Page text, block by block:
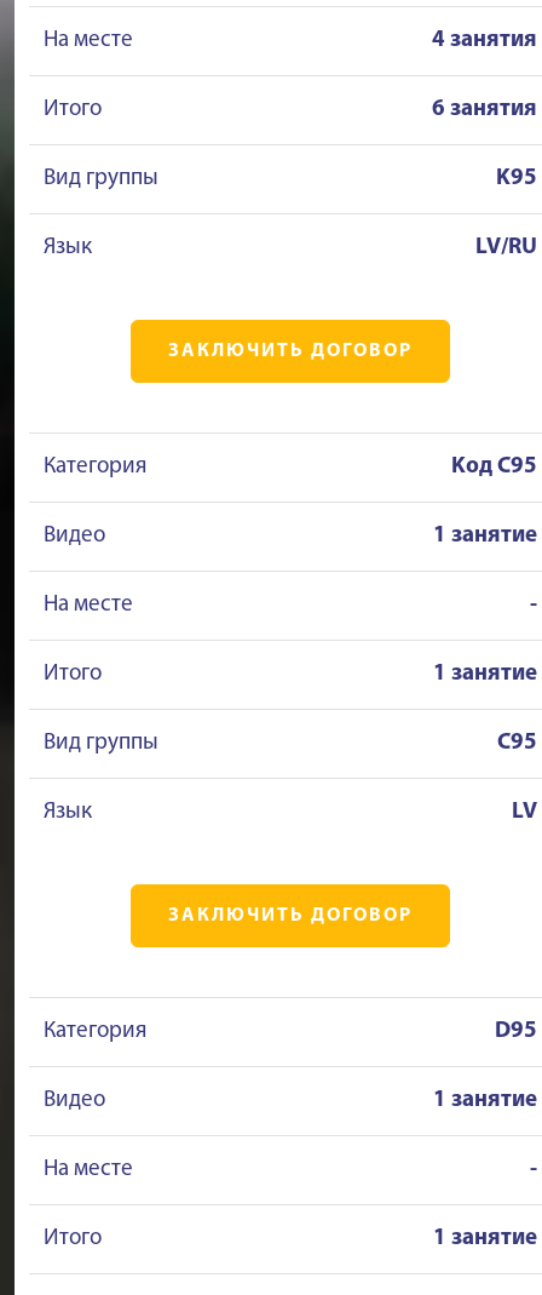
На месте 4 занятия
Итого 6 занятия
Вид группы K95
Язык LV/RU
ЗАКЛЮЧИТЬ ДОГОВОР
Категория Kод C95
Видео 1 занятие
На месте -
Итого 1 занятие
Вид группы C95
Язык LV
ЗАКЛЮЧИТЬ ДОГОВОР
Категория D95
Видео 1 занятие
На месте -
Итого 1 занятие